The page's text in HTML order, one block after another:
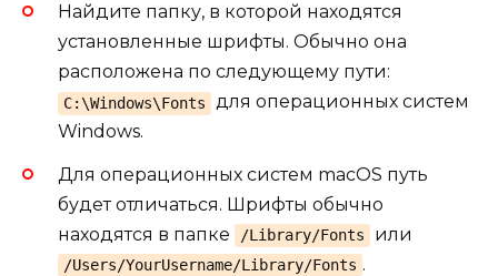
Найдите папку, в которой находятся
установленные шрифты. Обычно она
расположена по следующему пути:
C:\Windows\Fonts
для операционных систем
Windows.
Для операционных систем macOS путь
будет отличаться. Шрифты обычно
находятся в папке
/Library/Fonts или
/Users/YourUsername/Library/Fonts .